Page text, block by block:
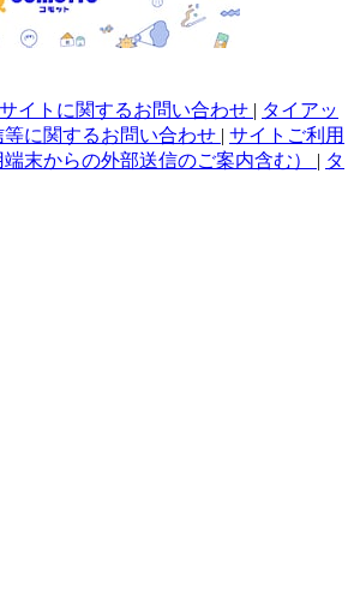
サイトに関するお問い合わせ | タイアッ
に関するお問い合わせ | サイトご利用
末からの外部送信のご案内含む） | タ